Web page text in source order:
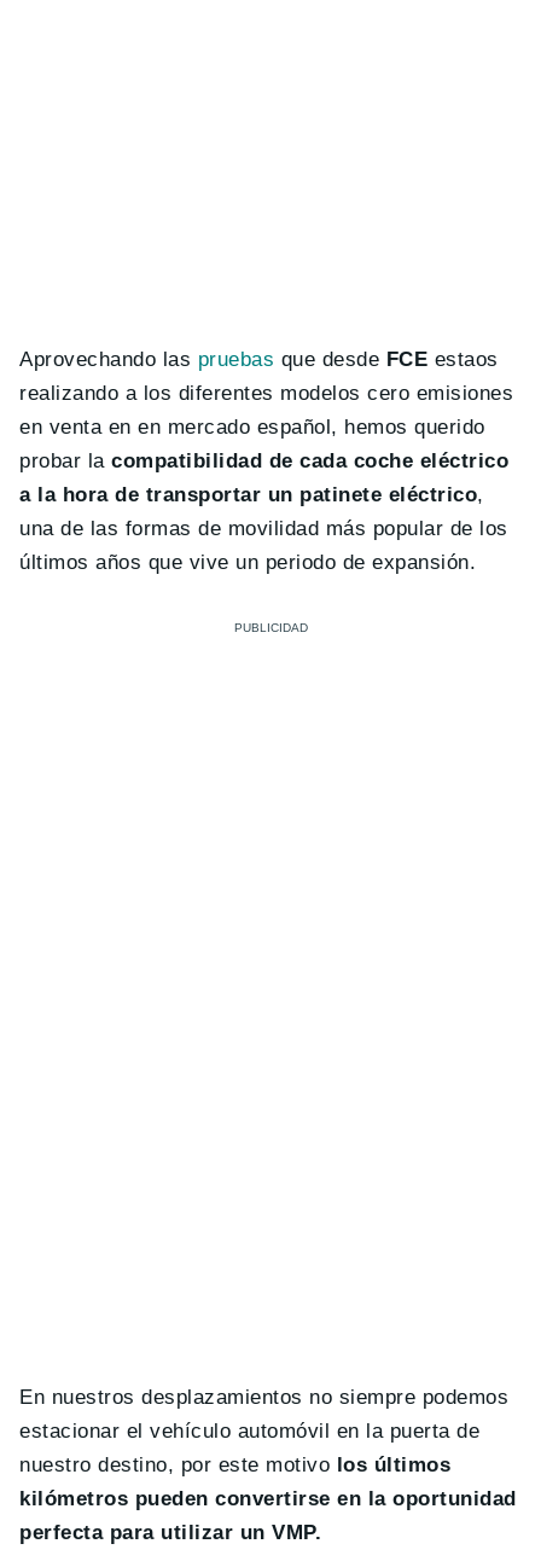
Aprovechando las pruebas que desde FCE estaos
realizando a los diferentes modelos cero emisiones
en venta en en mercado español, hemos querido
probar lacompatibilidad de cada coche eléctrico
a la hora de transportar un patinete eléctrico,
una de las formas de movilidad más popular de los
últimos años que vive un periodo de expansión.
En nuestros desplazamientos no siempre podemos
estacionar el vehículo automóvil en la puerta de
nuestro destino, por este motivo los últimos
kilómetros pueden convertirse en la oportunidad
perfecta para utilizar un VMP.